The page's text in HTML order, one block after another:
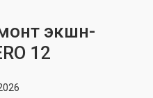
экшн-
12